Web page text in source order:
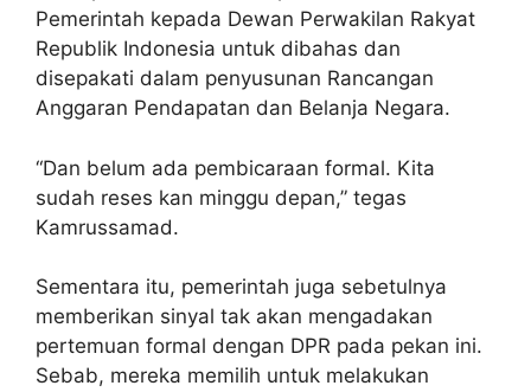
Pemerintah kepada Dewan Perwakilan Rakyat
Republik Indonesia untuk dibahas dan
disepakati dalam penyusunan Rancangan
Anggaran Pendapatan dan Belanja Negara.
“Dan belum ada pembicaraan formal. Kita
sudah reses kan minggu depan,” tegas
Kamrussamad.
Sementara itu, pemerintah juga sebetulnya
memberikan sinyal tak akan mengadakan
pertemuan formal dengan DPR pada pekan ini.
Sebab, mereka memilih untuk melakukan